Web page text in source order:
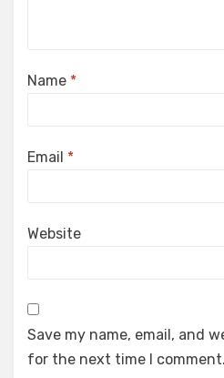
Name *
Email *
Website
Save my name, email, and
for the next time I comment.